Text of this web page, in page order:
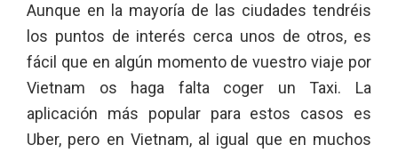
Aunque en la mayoría de las ciudades tendréis
los puntos de interés cerca unos de otros, es
fácil que en algún momento de vuestro viaje por
Vietnam os haga falta coger un Taxi. La
aplicación más popular para estos casos es
Uber, pero en Vietnam, al igual que en muchos